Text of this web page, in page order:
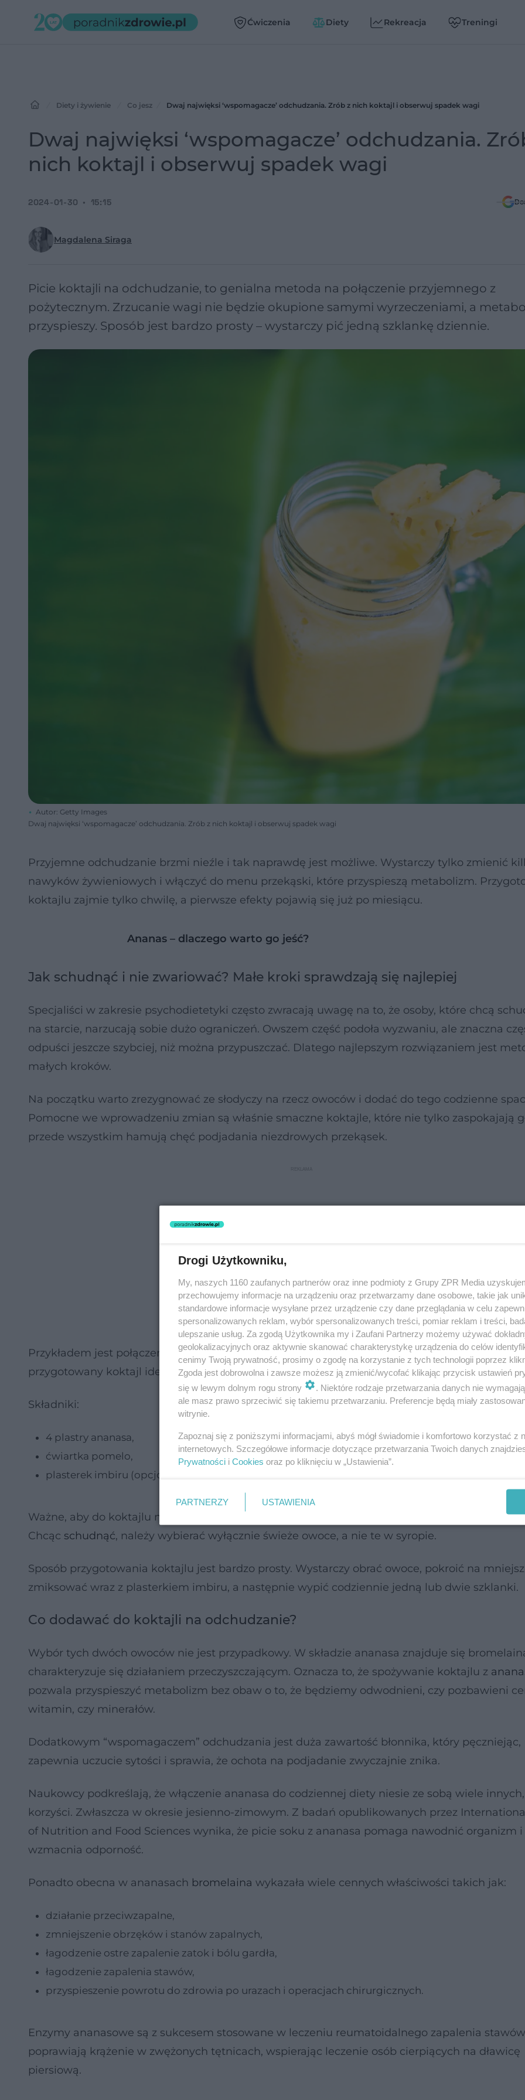
Ćwiczenia Diety Rekreacja Treningi
Diety i żywienie Co jesz Dwaj najwięksi ‘wspomagacze’ odchudzania. Zrób z nich koktajl i obserwuj spadek wagi
Dwaj najwięksi ‘wspomagacze’ odchudzania.
nich koktajl i obserwuj spadek wagi
Magdalena Siraga
2024-01-30 15:15
Picie koktajli na odchudzanie, to genialna metoda na połączenie przyjemnego z
pożytecznym. Zrzucanie wagi nie będzie okupione samymi wyrzeczeniami, a
przyspieszy. Sposób jest bardzo prosty – wystarczy pić jedną szklankę dziennie.
Autor: Getty Images
Dwaj najwięksi ‘wspomagacze’ odchudzania. Zrób z nich koktajl i obserwuj spadek wagi
Przyjemne odchudzanie brzmi nieźle i tak naprawdę jest możliwe. Wystarczy tylko zmienić
nawyków żywieniowych i włączyć do menu przekąski, które przyspieszą metabolizm.
koktajlu zajmie tylko chwilę, a pierwsze efekty pojawią się już po miesiącu.
Ananas – dlaczego warto go jeść?
Jak schudnąć i nie zwariować? Małe kroki sprawdzają się najlepiej
Specjaliści w zakresie psychodietetyki często zwracają uwagę na to, że osoby, które chcą
na starcie, narzucają sobie dużo ograniczeń. Owszem część podoła wyzwaniu, ale znaczna
odpuści jeszcze szybciej, niż można przypuszczać. Dlatego najlepszym rozwiązaniem jest
małych kroków.
Na początku warto zrezygnować ze słodyczy na rzecz owoców i dodać do tego codzienne
Pomocne we wprowadzeniu zmian są właśnie smaczne koktajle, które nie tylko zaspokajają
przede wszystkim hamują chęć podjadania niezdrowych przekąsek.
Przykładem jest połączenie ananasa ipomelo . Każde z tych owoców ma skrajnie inny smak,
przygotowany koktajl idealnie zaspokoi pokusę wcinania słodyczy.
Składniki:
4 plastry ananasa,
ćwiartka pomelo,
plasterek imbiru (opcjonalnie).
Ważne, aby do koktajlu nie wybierać ananasa z puszki, ponieważ jest to produkt
Chcąc schudnąć, należy wybierać wyłącznie świeże owoce, a nie te w syropie.
Sposób przygotowania koktajlu jest bardzo prosty. Wystarczy obrać owoce, pokroić na
zmiksować wraz z plasterkiem imbiru, a następnie wypić codziennie jedną lub dwie szklanki.
Co dodawać do koktajli na odchudzanie?
Wybór tych dwóch owoców nie jest przypadkowy. W składzie ananasa znajduje się
charakteryzuje się działaniem przeczyszczającym. Oznacza to, że spożywanie koktajlu z
pozwala przyspieszyć metabolizm bez obaw o to, że będziemy odwodnieni, czy pozbawieni
witamin, czy minerałów.
Dodatkowym “wspomagaczem” odchudzania jest duża zawartość błonnika, który pęczniejąc,
zapewnia uczucie sytości i sprawia, że ochota na podjadanie zwyczajnie znika.
Naukowcy podkreślają, że włączenie ananasa do codziennej diety niesie ze sobą wiele
korzyści. Zwłaszcza w okresie jesienno-zimowym. Z badań opublikowanych przez
of Nutrition and Food Sciences wynika, że picie soku z ananasa pomaga nawodnić organizm i
wzmacnia odporność.
Ponadto obecna w ananasach bromelaina wykazała wiele cennych właściwości takich jak:
działanie przeciwzapalne,
zmniejszenie obrzęków i stanów zapalnych,
łagodzenie ostre zapalenie zatok i bólu gardła,
łagodzenie zapalenia stawów,
przyspieszenie powrotu do zdrowia po urazach i operacjach chirurgicznych.
Enzymy ananasowe są z sukcesem stosowane w leczeniu reumatoidalnego zapalenia
poprawiają krążenie w zwężonych tętnicach, wspierając leczenie osób cierpiących na dławicę
piersiową.
Drogi Użytkowniku,
My, naszych 1160 zaufanych partnerów oraz inne podmioty z Grupy ZPR Media
przechowujemy informacje na urządzeniu oraz przetwarzamy dane osobowe, takie jak
standardowe informacje wysyłane przez urządzenie czy dane przeglądania w celu
spersonalizowanych reklam, wybór spersonalizowanych treści, pomiar reklam i treści,
ulepszanie usług. Za zgodą Użytkownika my i Zaufani Partnerzy możemy używać
geolokalizacyjnych oraz aktywnie skanować charakterystykę urządzenia do celów
cenimy Twoją prywatność, prosimy o zgodę na korzystanie z tych technologii poprzez
Zgoda jest dobrowolna i zawsze możesz ją zmienić/wycofać klikając przycisk ustawień
się w lewym dolnym rogu strony
. Niektóre rodzaje przetwarzania danych nie
ale masz prawo sprzeciwić się takiemu przetwarzaniu. Preferencje będą miały
witrynie.
Zapoznaj się z poniższymi informacjami, abyś mógł świadomie i komfortowo korzystać z
internetowych. Szczegółowe informacje dotyczące przetwarzania Twoich danych
Prywatności i Cookies oraz po kliknięciu w „Ustawienia”.
PARTNERZY USTAWIENIA